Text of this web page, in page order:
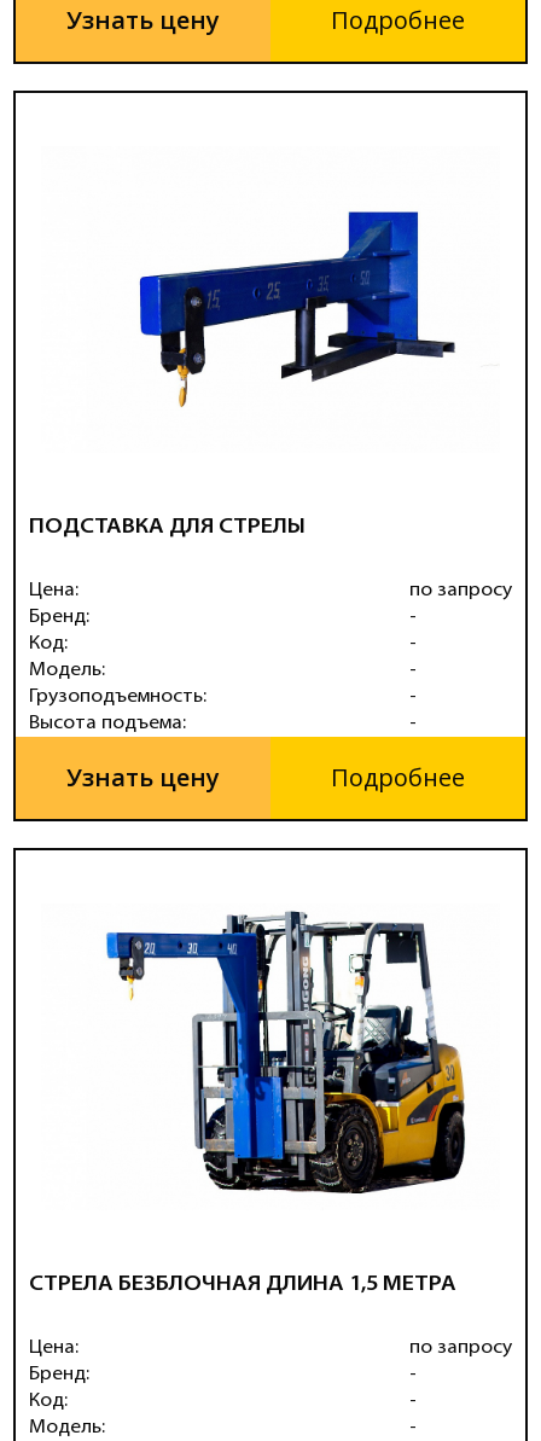
Узнать цену Подробнее
ПОДСТАВКА ДЛЯ СТРЕЛЫ
Цена:
Бренд:
Код:
Модель:
Грузоподъемность:
Высота подъема:
по запросу
-
-
-
-
-
Узнать цену Подробнее
СТРЕЛА БЕЗБЛОЧНАЯ ДЛИНА 1,5 МЕТРА
Цена:
Бренд:
Код:
Модель:
по запросу
-
-
-